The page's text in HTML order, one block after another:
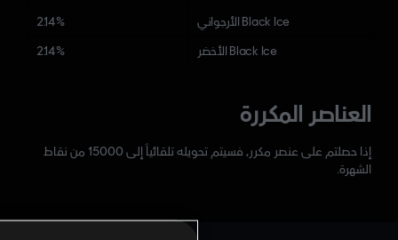
Black Ice الأرجواني
2.14%
Black Ice الأخضر
2.14%
العناصر المكررة
إذا حصلتم على عنصر مكرر، فسيتم تحويله تلقائياً إلى 15000 من نقاط
الشهرة.